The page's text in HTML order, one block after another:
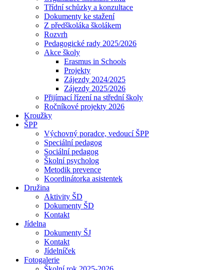
Třídní schůzky a konzultace
Dokumenty ke stažení
Z předškoláka školákem
Rozvrh
Pedagogické rady 2025/2026
Akce školy
Erasmus in Schools
Projekty
Zájezdy 2024/2025
Zájezdy 2025/2026
Přijímací řízení na střední školy
Ročníkové projekty 2026
Kroužky
ŠPP
Výchovný poradce, vedoucí ŠPP
Speciální pedagog
Sociální pedagog
Školní psycholog
Metodik prevence
Koordinátorka asistentek
Družina
Aktivity ŠD
Dokumenty ŠD
Kontakt
Jídelna
Dokumenty ŠJ
Kontakt
Jídelníček
Fotogalerie